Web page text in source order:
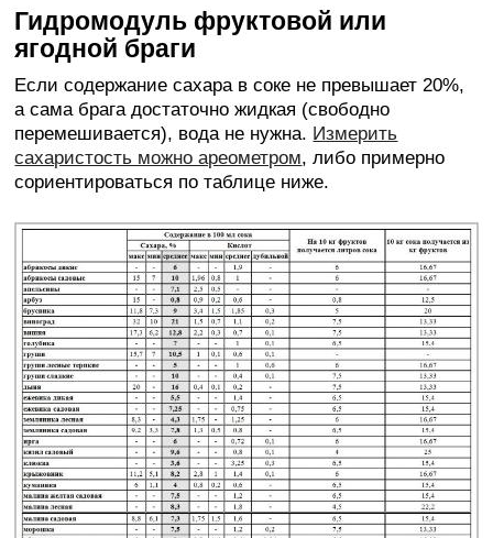
Гидромодуль фруктовой или
ягодной браги
Если содержание сахара в соке не превышает 20%,
а сама брага достаточно жидкая (свободно
перемешивается), вода не нужна. Измерить
сахаристость можно ареометром, либо примерно
сориентироваться по таблице ниже.